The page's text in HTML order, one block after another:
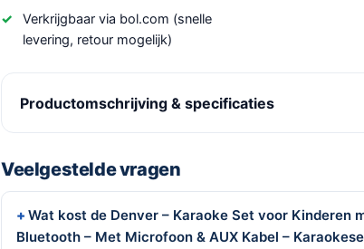
Verkrijgbaar via bol.com (snelle
levering, retour mogelijk)
Productomschrijving & specificaties
Veelgestelde vragen
Wat kost de Denver – Karaoke Set voor Kinderen
Bluetooth – Met Microfoon & AUX Kabel –